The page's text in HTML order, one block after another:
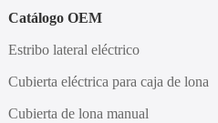
Catálogo OEM
Estribo lateral eléctrico
Cubierta eléctrica para caja de lona
Cubierta de lona manual